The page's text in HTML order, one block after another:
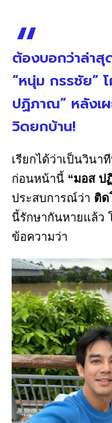
ต้องบอกว่าล่า
“หนุ่ม กรรชัย”
ปฏิภาณ” หลังเ
วิดยกบ้าน!
เรียกได้ว่าเป็นวิน
ก่อนหน้านี้ “มอส ป
ประสบการณ์ว่า ติด
นี้รักษากันหายแล้ว
ข้อความว่า